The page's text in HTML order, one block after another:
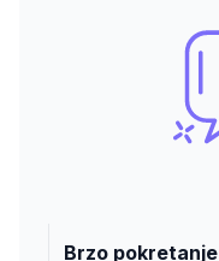
Brzo pokretanje